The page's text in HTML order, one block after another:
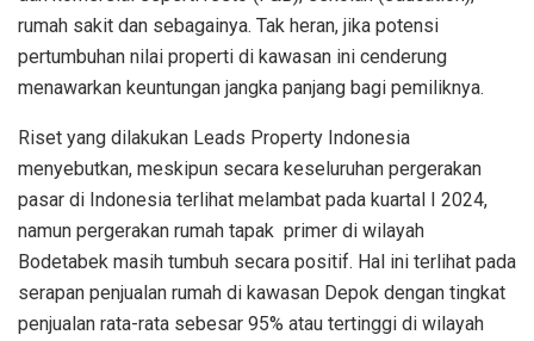
rumah sakit dan sebagainya. Tak heran, jika potensi
pertumbuhan nilai properti di kawasan ini cenderung
menawarkan keuntungan jangka panjang bagi pemiliknya.
Riset yang dilakukan Leads Property Indonesia
menyebutkan, meskipun secara keseluruhan pergerakan
pasar di Indonesia terlihat melambat pada kuartal I 2024,
namun pergerakan rumah tapak primer di wilayah
Bodetabek masih tumbuh secara positif. Hal ini terlihat pada
serapan penjualan rumah di kawasan Depok dengan tingkat
penjualan rata-rata sebesar 95% atau tertinggi di wilayah